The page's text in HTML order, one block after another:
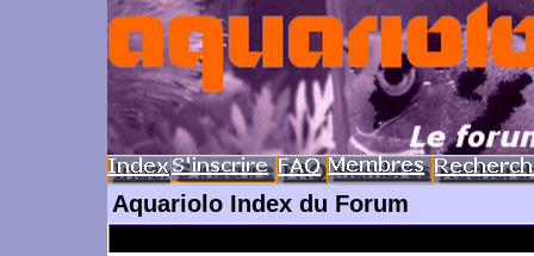
Aquariolo Index du Forum